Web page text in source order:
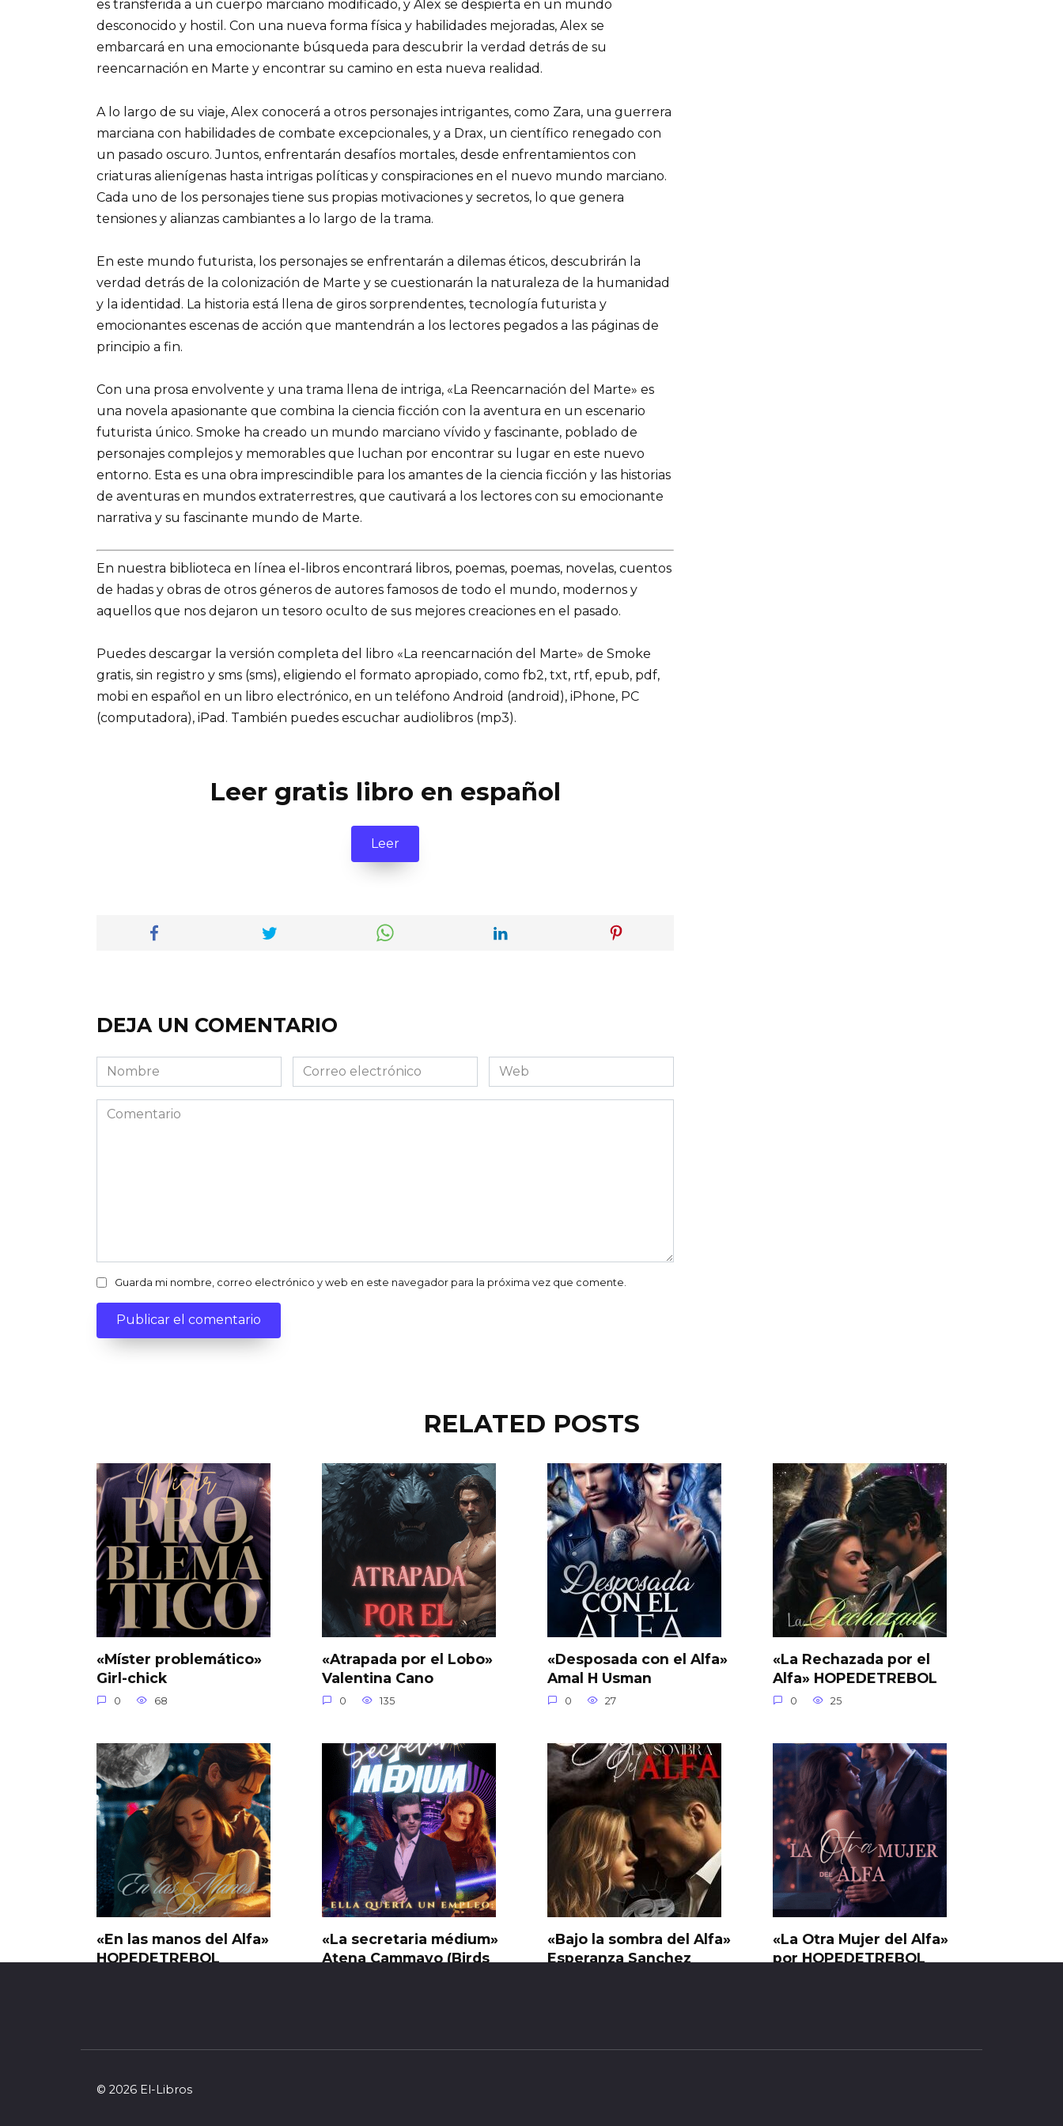
es transferida a un cuerpo marciano modificado, y Alex se despierta en un mundo
desconocido y hostil. Con una nueva forma física y habilidades mejoradas, Alex se
embarcará en una emocionante búsqueda para descubrir la verdad detrás de su
reencarnación en Marte y encontrar su camino en esta nueva realidad.
A lo largo de su viaje, Alex conocerá a otros personajes intrigantes, como Zara, una guerrera
marciana con habilidades de combate excepcionales, y a Drax, un científico renegado con
un pasado oscuro. Juntos, enfrentarán desafíos mortales, desde enfrentamientos con
criaturas alienígenas hasta intrigas políticas y conspiraciones en el nuevo mundo marciano.
Cada uno de los personajes tiene sus propias motivaciones y secretos, lo que genera
tensiones y alianzas cambiantes a lo largo de la trama.
En este mundo futurista, los personajes se enfrentarán a dilemas éticos, descubrirán la
verdad detrás de la colonización de Marte y se cuestionarán la naturaleza de la humanidad
y la identidad. La historia está llena de giros sorprendentes, tecnología futurista y
emocionantes escenas de acción que mantendrán a los lectores pegados a las páginas de
principio a fin.
Con una prosa envolvente y una trama llena de intriga, «La Reencarnación del Marte» es
una novela apasionante que combina la ciencia ficción con la aventura en un escenario
futurista único. Smoke ha creado un mundo marciano vívido y fascinante, poblado de
personajes complejos y memorables que luchan por encontrar su lugar en este nuevo
entorno. Esta es una obra imprescindible para los amantes de la ciencia ficción y las historias
de aventuras en mundos extraterrestres, que cautivará a los lectores con su emocionante
narrativa y su fascinante mundo de Marte.
En nuestra biblioteca en línea el-libros encontrará libros, poemas, poemas, novelas, cuentos
de hadas y obras de otros géneros de autores famosos de todo el mundo, modernos y
aquellos que nos dejaron un tesoro oculto de sus mejores creaciones en el pasado.
Puedes descargar la versión completa del libro «La reencarnación del Marte» de Smoke
gratis, sin registro y sms (sms), eligiendo el formato apropiado, como fb2, txt, rtf, epub, pdf,
mobi en español en un libro electrónico, en un teléfono Android (android), iPhone, PC
(computadora), iPad. También puedes escuchar audiolibros (mp3).
Leer gratis libro en español
Leer
DEJA UN COMENTARIO
Nombre
Correo
electrónico
Web
Comentario
Guarda mi nombre, correo electrónico y web en este navegador para la próxima vez que comente.
RELATED POSTS
«Míster problemático»
Girl-chick
0 68
«Atrapada por el Lobo»
Valentina Cano
0 135
«Desposada con el Alfa»
Amal H Usman
0 27
«La Rechazada por el
Alfa» HOPEDETREBOL
0 25
«En las manos del Alfa»
HOPEDETREBOL
«La secretaria médium»
Atena Cammayo (Birds
«Bajo la sombra del Alfa»
Esperanza Sanchez
«La Otra Mujer del Alfa»
por HOPEDETREBOL
© 2026 El-Libros